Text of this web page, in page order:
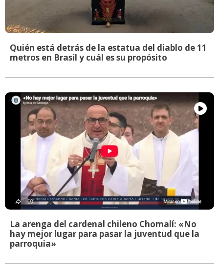
Quién está detrás de la estatua del diablo de 11
metros en Brasil y cuál es su propósito
La arenga del cardenal chileno Chomalí: «No
hay mejor lugar para pasar la juventud que la
parroquia»